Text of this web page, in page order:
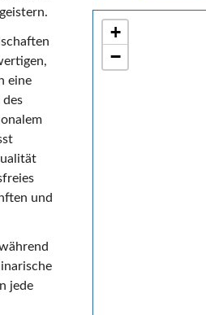
+
−
eine
und
jede